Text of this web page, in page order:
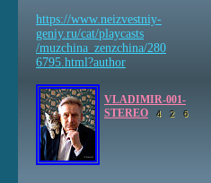
https://www.neizvestniy-
geniy.ru/cat/playcasts
/muzchina_zenzchina/280
6795.html?author
VLADIMIR-001-
STEREO
4 2 6